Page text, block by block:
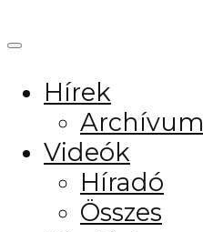
Hírek
Archívum
Videók
Híradó
Összes